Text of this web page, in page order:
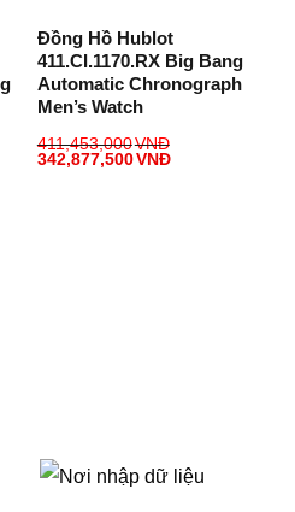
Đồng Hồ Hublot
411.CI.1170.RX Big Bang
Automatic Chronograph
Men’s Watch
411,453,000VNĐ
342,877,500VNĐ